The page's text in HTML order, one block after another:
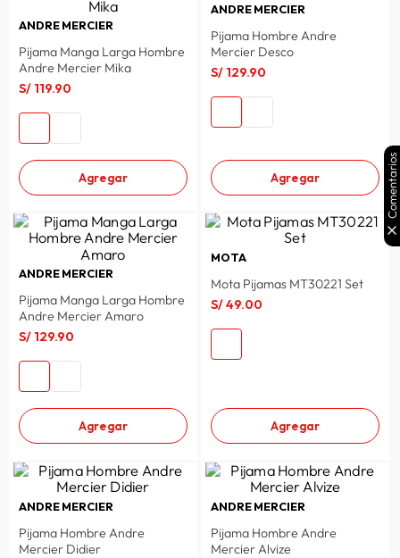
ANDRE MERCIER
Pijama Manga Larga Hombre
Andre Mercier Mika
S/ 119.90
Agregar
ANDRE MERCIER
Pijama Hombre Andre
Mercier Desco
S/ 129.90
Agregar
ANDRE MERCIER
Pijama Manga Larga Hombre
Andre Mercier Amaro
S/ 129.90
Agregar
MOTA
Mota Pijamas MT30221 Set
S/49.00
Agregar
ANDRE MERCIER
Pijama Hombre Andre
Mercier Didier
ANDRE MERCIER
Pijama Hombre Andre
Mercier Alvize
Comentarios